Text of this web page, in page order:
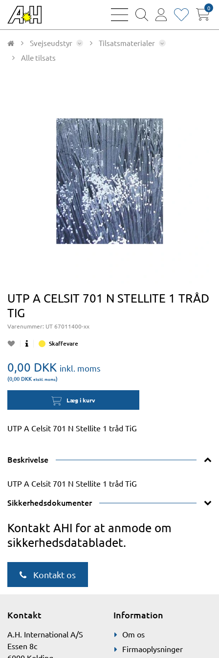
bars
magnifying
user
heart0
Svejseudstyr
Tilsatsmaterialer
Alle tilsats
UTP A CELSIT 701 N STELLITE 1 TRÅD
TIG
Varenummer: UT 67011400-xx
Skaffevare
0,00 DKK inkl. moms
(0,00 DKK ekskl. moms)
Læg i kurv
UTP A Celsit 701 N Stellite 1 tråd TiG
Beskrivelse
UTP A Celsit 701 N Stellite 1 tråd TiG
Sikkerhedsdokumenter
Kontakt AHI for at anmode om
sikkerhedsdatabladet.
Kontakt os
Kontakt
A.H. International A/S
Essen 8c
Information
Om os
Firmaoplysninger